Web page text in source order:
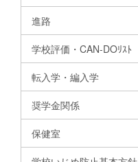
進路
学校評価・CAN-DOﾘｽﾄ
転入学・編入学
奨学金関係
保健室